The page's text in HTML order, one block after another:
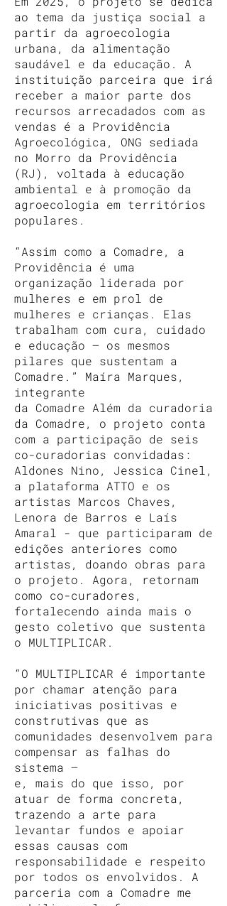
ao tema da justiça social a
partir da agroecologia
urbana, da alimentação
saudável e da educação. A
instituição parceira que irá
receber a maior parte dos
recursos arrecadados com as
vendas é a Providência
Agroecológica, ONG sediada
no Morro da Providência
(RJ), voltada à educação
ambiental e à promoção da
agroecologia em territórios
populares.
“Assim como a Comadre, a
Providência é uma
organização liderada por
mulheres e em prol de
mulheres e crianças. Elas
trabalham com cura, cuidado
e educação — os mesmos
pilares que sustentam a
Comadre.” Maíra Marques,
integrante
da Comadre Além da curadoria
da Comadre, o projeto conta
com a participação de seis
co-curadorias convidadas:
Aldones Nino, Jessica Cinel,
a plataforma ATTO e os
artistas Marcos Chaves,
Lenora de Barros e Laís
Amaral - que participaram de
edições anteriores como
artistas, doando obras para
o projeto. Agora, retornam
como co-curadores,
fortalecendo ainda mais o
gesto coletivo que sustenta
o MULTIPLICAR.
“O MULTIPLICAR é importante
por chamar atenção para
iniciativas positivas e
construtivas que as
comunidades desenvolvem para
compensar as falhas do
sistema —
e, mais do que isso, por
atuar de forma concreta,
trazendo a arte para
levantar fundos e apoiar
essas causas com
responsabilidade e respeito
por todos os envolvidos. A
parceria com a Comadre me